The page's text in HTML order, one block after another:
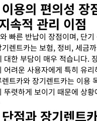
용의 편의성 장
속적 관리 이점
빠른 반납이 장점이며, 단기
렌트카는 보험, 정비, 세금
대한 부담이 매우 적습니다.
어려운 사용자에게 특히 유리
트카와 장기렌트카는 이용
뚜렷하게 보이기 때문에 상황
점과 장기렌트